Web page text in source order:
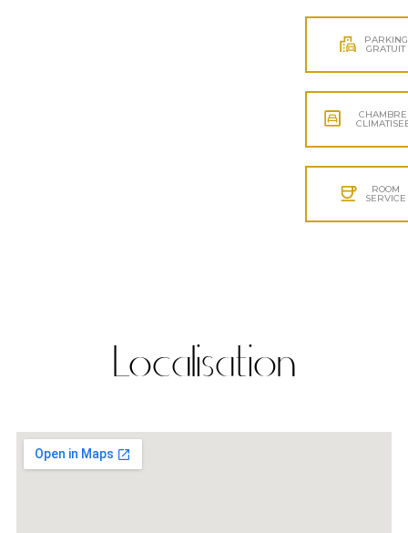
PARKING
GRATUIT
ROOM
SERVICE
Localisation